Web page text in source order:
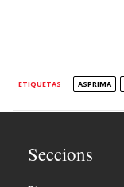
ETIQUETAS ASPRIMA
Seccions